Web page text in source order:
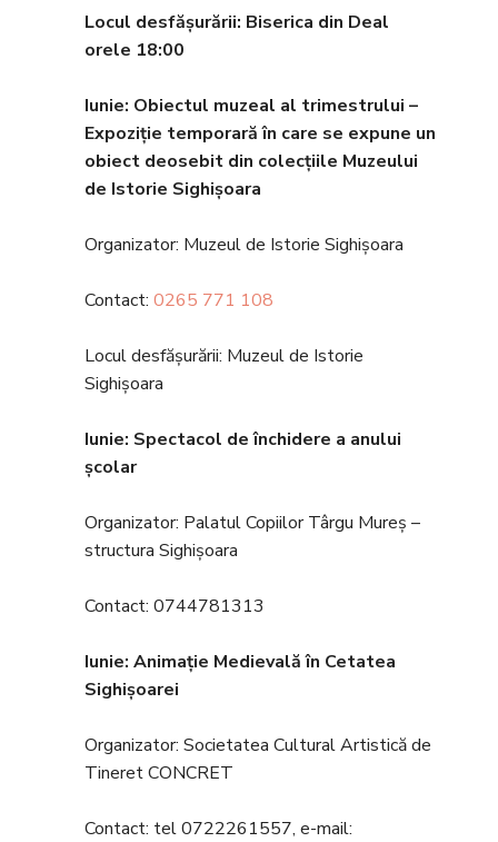
Locul desfășurării: Biserica din Deal
orele 18:00
Iunie: Obiectul muzeal al trimestrului –
Expoziție temporară în care se expune un
obiect deosebit din colecțiile Muzeului
de Istorie Sighișoara
Organizator: Muzeul de Istorie Sighișoara
Contact: 0265 771 108
Locul desfășurării: Muzeul de Istorie
Sighișoara
Iunie: Spectacol de închidere a anului
școlar
Organizator: Palatul Copiilor Târgu Mureș –
structura Sighișoara
Contact: 0744781313
Iunie: Animație Medievală în Cetatea
Sighișoarei
Organizator: Societatea Cultural Artistică de
Tineret CONCRET
Contact: tel 0722261557, e-mail: